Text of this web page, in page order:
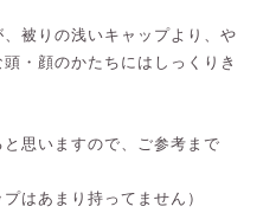
被りの浅いキャップより、や
・顔のかたちにはしっくりき
思いますので、ご参考まで
はあまり持ってません）